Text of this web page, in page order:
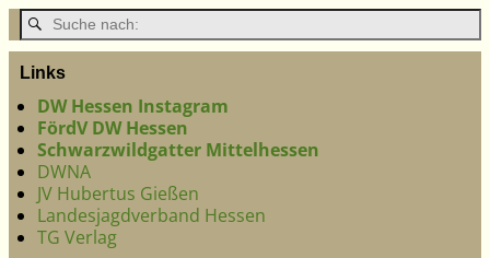
Links
DW Hessen Instagram
FördV DW Hessen
Schwarzwildgatter Mittelhessen
DWNA
JV Hubertus Gießen
Landesjagdverband Hessen
TG Verlag